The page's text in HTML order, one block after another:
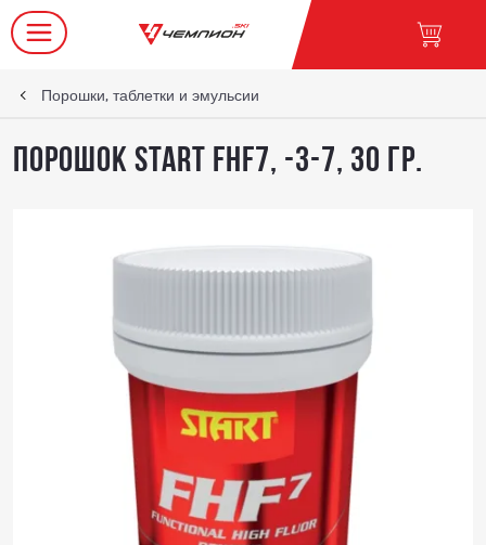
Порошки, таблетки и эмульсии
Порошок START FHF7, -3-7, 30 гр.